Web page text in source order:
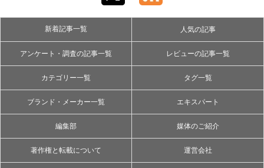
新着記事一覧 人気の記事
アンケート・調査の記事一覧 レビューの記事一覧
カテゴリー一覧 タグ一覧
ブランド・メーカー一覧 エキスパート
編集部 媒体のご紹介
著作権と転載について 運営会社